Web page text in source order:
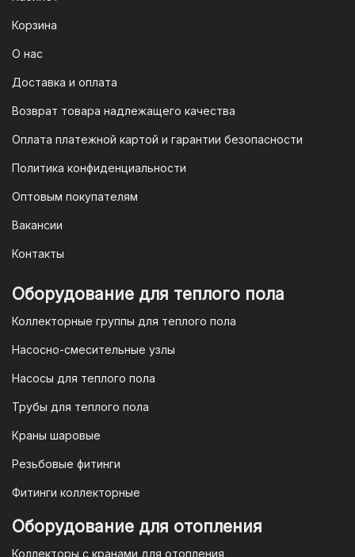
предоставлен QR-код. Просто
доступен для большинства российских
3. Оплата по QR-коду
— это QR-код. После оформления
заказа мы предоставим вам
уникальный QR-код, который можно
приложении вашего банка. Это быстро,
удобно и безопасно.
юридических лиц
Для наших корпоративных клиентов
мы предлагаем безналичную оплату по
выставим вам счет, который можно
оплатить в течение 3 рабочих дней.
организаций и ИП необходимо
Корзина
О нас
Доставка и оплата
Возврат товара надлежащего качества
Оплата платежной картой и гарантии безопасности
Политика конфиденциальности
Оптовым покупателям
Вакансии
Контакты
Оборудование для теплого пола
Коллекторные группы для теплого пола
Насосно-смесительные узлы
Насосы для теплого пола
Трубы для теплого пола
Краны шаровые
Резьбовые фитинги
Фитинги коллекторные
Оборудование для отопления
Коллекторы с кранами для отопления